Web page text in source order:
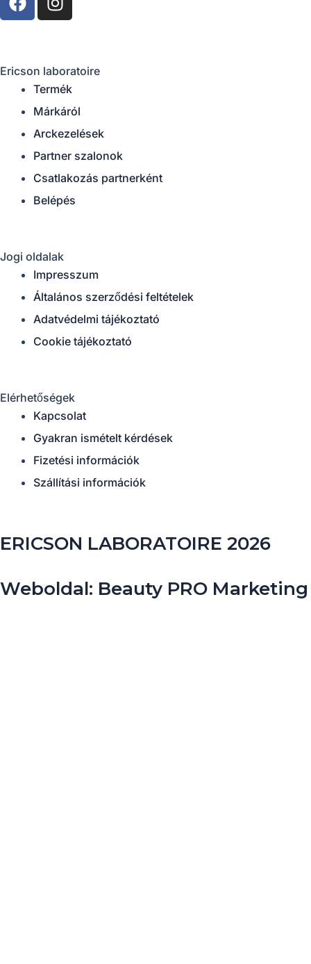
a
o
o
k
n
a
g
r
a
m
Ericson laboratoire
Termék
Márkáról
Arckezelések
Partner szalonok
Csatlakozás partnerként
Belépés
Jogi oldalak
Impresszum
Általános szerződési feltételek
Adatvédelmi tájékoztató
Cookie tájékoztató
Elérhetőségek
Kapcsolat
Gyakran ismételt kérdések
Fizetési információk
Szállítási információk
ERICSON LABORATOIRE 2026
Weboldal: Beauty PRO Marketing